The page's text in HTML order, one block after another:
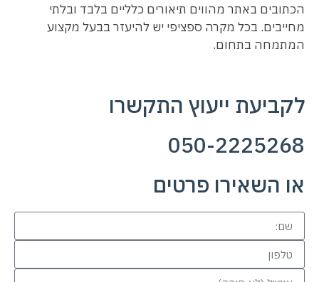
הכתובים באתר מהווים תיאורים כלליים בלבד ובלתי
מחייבים. בכל מקרה ספציפי יש להיעזר בבעל מקצוע
המתמחה בתחום.
לקביעת ייעוץ התקשרו
050-2225268
או השאירו פרטים